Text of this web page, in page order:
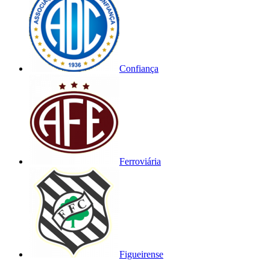
Confiança
Ferroviária
Figueirense